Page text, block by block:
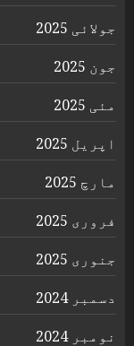
جولائی 2025
جون 2025
مئی 2025
اپریل 2025
مارچ 2025
فروری 2025
جنوری 2025
دسمبر 2024
نومبر 2024